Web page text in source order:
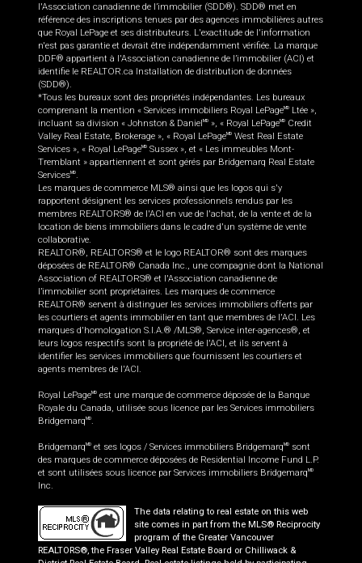
l'Association canadienne de l’immobilier (SDD®). SDD® met en
référence des inscriptions tenues par des agences immobilières autres
que Royal LePage et ses distributeurs. L'exactitude de l'information
n'est pas garantie et devrait être indépendamment vérifiée. La marque
DDF® appartient à l'Association canadienne de l’immobilier (ACI) et
identifie le REALTOR.ca Installation de distribution de données
(SDD®).
*Tous les bureaux sont des propriétés indépendantes. Les bureaux
comprenant la mention « Services immobiliers Royal LePageMD
Ltée »,
incluant sa division « Johnston & DanielMD », « Royal LePageMD
Credit
Valley Real Estate, Brokerage », « Royal LePageMD West Real Estate
Services », « Royal LePageMD Sussex », et « Les immeubles Mont-
Tremblant » appartiennent et sont gérés par Bridgemarq Real Estate
ServicesMD.
Les marques de commerce MLS® ainsi que les logos qui s'y
rapportent désignent les services professionnels rendus par les
membres REALTORS® de l'ACI en vue de l'achat, de la vente et de la
location de biens immobiliers dans le cadre d'un système de vente
collaborative.
REALTOR®, REALTORS® et le logo REALTOR® sont des marques
déposées de REALTOR® Canada Inc., une compagnie dont la National
Association of REALTORS® et l'Association canadienne de
l’immobilier sont propriétaires. Les marques de commerce
REALTOR® servent à distinguer les services immobiliers offerts par
les courtiers et agents immobilier en tant que membres de l'ACI. Les
marques d'homologation S.I.A.® /MLS®, Service inter-agences®, et
leurs logos respectifs sont la propriété de l'ACI, et ils servent à
identifier les services immobiliers que fournissent les courtiers et
agents membres de l'ACI.
Royal LePageMD est une marque de commerce déposée de la Banque
Royale du Canada, utilisée sous licence par les Services immobiliers
BridgemarqMD.
BridgemarqMD et ses logos / Services immobiliers BridgemarqMD
sont
des marques de commerce déposées de Residential Income Fund L.P.
et sont utilisées sous licence par Services immobiliers BridgemarqMD
Inc.
The data relating to real estate on this web
site comes in part from the MLS® Reciprocity
program of the Greater Vancouver
REALTORS®, the Fraser Valley Real Estate Board or Chilliwack &